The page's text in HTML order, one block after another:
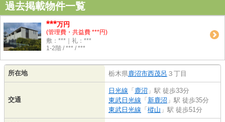
過去掲載物件一覧
***万円
(管理費・共益費 ***円)
敷：***｜礼：***
1-2階 / *** / ***
所在地 栃木県鹿沼市西茂呂 ３丁目
交通
日光線 「 鹿沼 」駅 徒歩33分
東武日光線 「 新鹿沼 」駅 徒歩35分
東武日光線 「 樅山 」駅 徒歩51分